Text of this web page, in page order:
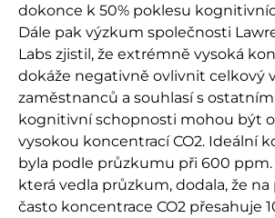
dokonce k 50% poklesu
Dále pak výzkum společnosti
Labs zjistil, že extrémně vysoká
dokáže negativně ovlivnit celkový
zaměstnanců a souhlasí s
kognitivní schopnosti mohou být
vysokou koncentrací CO2. Ideální
byla podle průzkumu při 600 ppm.
která vedla průzkum, dodala, že na
často koncentrace CO2 přesahuje